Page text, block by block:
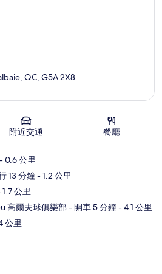
地圖
QC, G5A 2X8
附近交通 餐廳
- 0.6 公里
13 分鐘- 1.2 公里
公里
高爾夫球俱樂部- 開車 5 分鐘- 4.1 公里
公里